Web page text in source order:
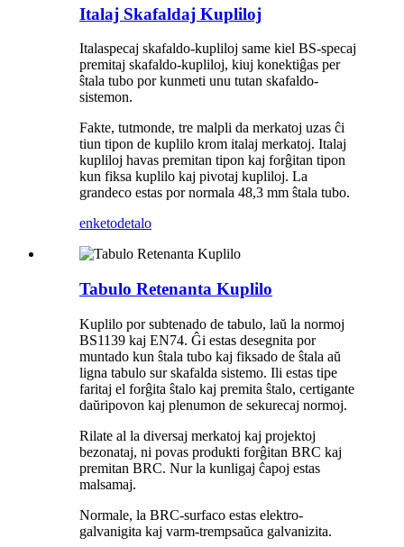
Italaj Skafaldaj Kupliloj
Italaspecaj skafaldo-kupliloj same kiel BS-specaj
premitaj skafaldo-kupliloj, kiuj konektiĝas per
ŝtala tubo por kunmeti unu tutan skafaldo-
sistemon.
Fakte, tutmonde, tre malpli da merkatoj uzas ĉi
tiun tipon de kuplilo krom italaj merkatoj. Italaj
kupliloj havas premitan tipon kaj forĝitan tipon
kun fiksa kuplilo kaj pivotaj kupliloj. La
grandeco estas por normala 48,3 mm ŝtala tubo.
enketodetalo
Tabulo Retenanta Kuplilo
Kuplilo por subtenado de tabulo, laŭ la normoj
BS1139 kaj EN74. Ĝi estas desegnita por
muntado kun ŝtala tubo kaj fiksado de ŝtala aŭ
ligna tabulo sur skafalda sistemo. Ili estas tipe
faritaj el forĝita ŝtalo kaj premita ŝtalo, certigante
daŭripovon kaj plenumon de sekurecaj normoj.
Rilate al la diversaj merkatoj kaj projektoj
bezonataj, ni povas produkti forĝitan BRC kaj
premitan BRC. Nur la kunligaj ĉapoj estas
malsamaj.
Normale, la BRC-surfaco estas elektro-
galvanigita kaj varm-trempsaŭca galvanizita.